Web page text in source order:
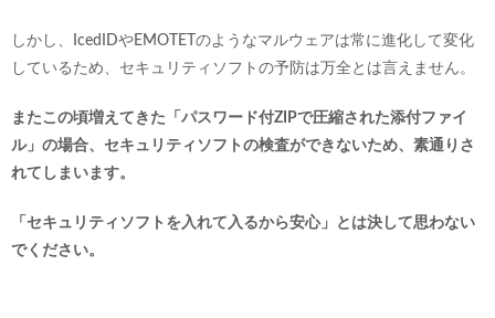
しかし、IcedIDやEMOTETのようなマルウェアは常に進化して変化
しているため、セキュリティソフトの予防は万全とは言えません。
またこの頃増えてきた「パスワード付ZIPで圧縮された添付ファイ
ル」の場合、セキュリティソフトの検査ができないため、素通りさ
れてしまいます。
「セキュリティソフトを入れて入るから安心」とは決して思わない
でください。